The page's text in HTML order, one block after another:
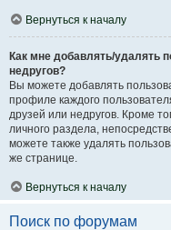
Вернуться к началу
Как мне добавлять/удалять
недругов?
Вы можете добавлять
профиле каждого
друзей или недругов. Кроме
личного раздела,
можете также удалять
же странице.
Вернуться к началу
Поиск по форумам